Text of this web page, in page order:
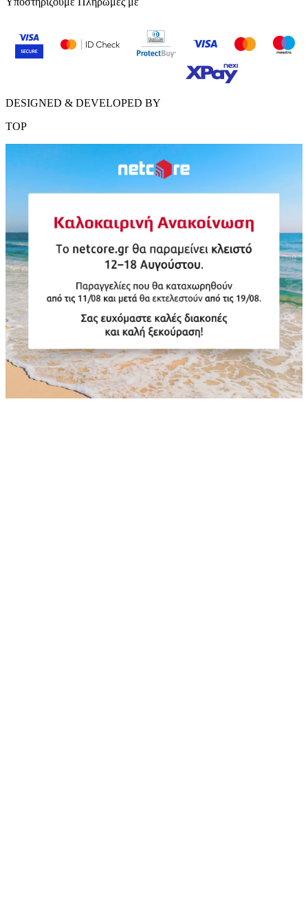
DESIGNED & DEVELOPED BY
TOP